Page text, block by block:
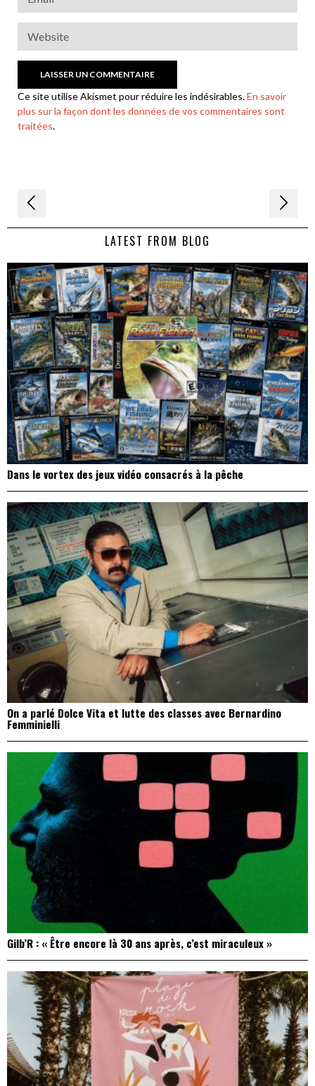
Ce site utilise Akismet pour réduire les indésirables.En savoir
plus sur la façon dont les données de vos commentaires sont
traitées.
Navigation
de LATEST FROM BLOG
Dans le vortex des jeux vidéo consacrés à la pêche
On a parlé Dolce Vita et lutte des classes avec Bernardino
Femminielli
Gilb’R : « Être encore là 30 ans après, c’est miraculeux »